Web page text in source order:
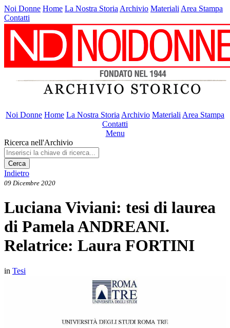
Noi Donne Home La Nostra Storia Archivio Materiali Area Stampa
Contatti
Noi Donne Home La Nostra Storia Archivio Materiali Area Stampa
Contatti
Menu
Ricerca nell'Archivio
Cerca
Indietro
09 Dicembre 2020
Luciana Viviani: tesi di laurea
di Pamela ANDREANI.
Relatrice: Laura FORTINI
in Tesi